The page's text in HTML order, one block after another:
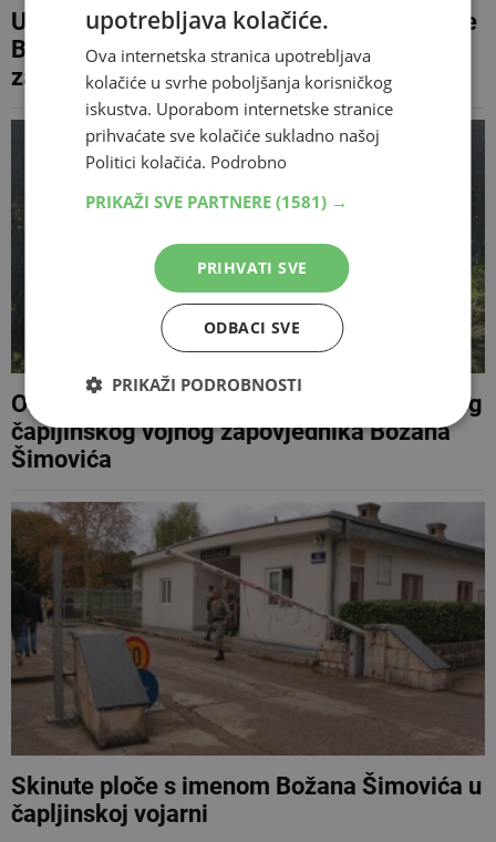
U Čapljini obilježena 33. obljetnica pogibije
Božana Šimovića, legendarnog
zapovjednika PPN 'Ludvig Pavlović'
Obilježena 32. godina pogibije legendarnog
čapljinskog vojnog zapovjednika Božana
Šimovića
Skinute ploče s imenom Božana Šimovića u
čapljinskoj vojarni
upotrebljava kolačiće.
Ova internetska stranica upotrebljava
kolačiće u svrhe poboljšanja korisničkog
iskustva. Uporabom internetske stranice
prihvaćate sve kolačiće sukladno našoj
Politici kolačića. Podrobno
PRIKAŽI SVE PARTNERE (1581) →
PRIHVATI SVE
ODBACI SVE
PRIKAŽI PODROBNOSTI